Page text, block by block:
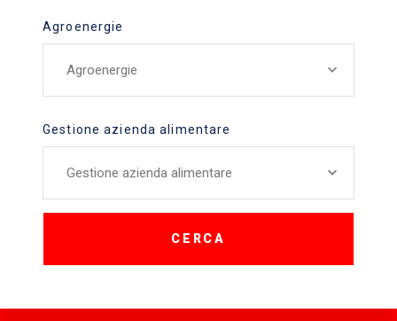
Agroenergie
Agroenergie
Gestione azienda alimentare
Gestione azienda alimentare
CERCA